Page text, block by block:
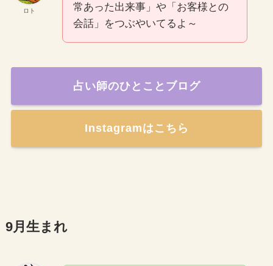
ロト
常あった出来事」や「お客様との
会話」をつぶやいてるよ～
占い師のひとことブログ
Instagramはこちら
9月生まれ